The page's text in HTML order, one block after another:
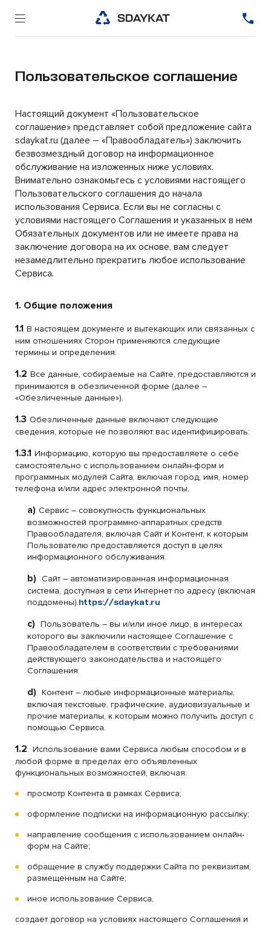
Пользовательское соглашение
Настоящий документ «Пользовательское
соглашение» представляет собой предложение сайта
sdaykat.ru (далее – «Правообладатель») заключить
безвозмездный договор на информационное
обслуживание на изложенных ниже условиях.
Внимательно ознакомьтесь с условиями настоящего
Пользовательского соглашения до начала
использования Сервиса. Если вы не согласны с
условиями настоящего Соглашения и указанных в нем
Обязательных документов или не имеете права на
заключение договора на их основе, вам следует
незамедлительно прекратить любое использование
Сервиса.
1. Общие положения
1.1 В настоящем документе и вытекающих или связанных с
ним отношениях Сторон применяются следующие
термины и определения:
1.2 Все данные, собираемые на Сайте, предоставляются и
принимаются в обезличенной форме (далее –
«Обезличенные данные»).
1.3 Обезличенные данные включают следующие
сведения, которые не позволяют вас идентифицировать:
1.3.1 Информацию, которую вы предоставляете о себе
самостоятельно с использованием онлайн-форм и
программных модулей Сайта, включая город, имя, номер
телефона и/или адрес электронной почты.
a) Сервис – совокупность функциональных
возможностей программно-аппаратных средств
Правообладателя, включая Сайт и Контент, к которым
Пользователю предоставляется доступ в целях
информационного обслуживания.
b) Сайт – автоматизированная информационная
система, доступная в сети Интернет по адресу (включая
поддомены).https://sdaykat.ru
c) Пользователь – вы и/или иное лицо, в интересах
которого вы заключили настоящее Соглашение с
Правообладателем в соответствии с требованиями
действующего законодательства и настоящего
Соглашения.
d) Контент – любые информационные материалы,
включая текстовые, графические, аудиовизуальные и
прочие материалы, к которым можно получить доступ с
помощью Сервиса.
1.2 Использование вами Сервиса любым способом и в
любой форме в пределах его объявленных
функциональных возможностей, включая:
просмотр Контента в рамках Сервиса;
оформление подписки на информационную рассылку;
направление сообщения с использованием онлайн-
форм на Сайте;
обращение в службу поддержки Сайта по реквизитам,
размещенным на Сайте;
иное использование Сервиса,
создает договор на условиях настоящего Соглашения и